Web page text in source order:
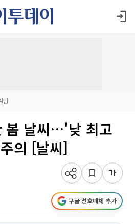
반
봄 날씨…'낮 최고
의 [날씨]
구글 선호매체 추가